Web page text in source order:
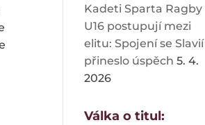
Kadeti Sparta Ragby
U16 postupují mezi
elitu: Spojení se Slavií
přineslo úspěch 5. 4.
2026
Válka o titul: